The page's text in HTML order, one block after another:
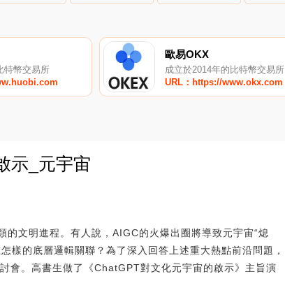
特幣交易所
歐易OKX
成立於2014年的比特幣交易所
URL：https://www.okx.com
示_元宇宙
文明進程。有人說，AIGC的火爆出圈將導致元宇宙“熄
樣的底層邏輯關聯？為了深入回答上述重大熱點前沿問題，
會。高書生做了《ChatGPT對文化元宇宙的啟示》主旨演